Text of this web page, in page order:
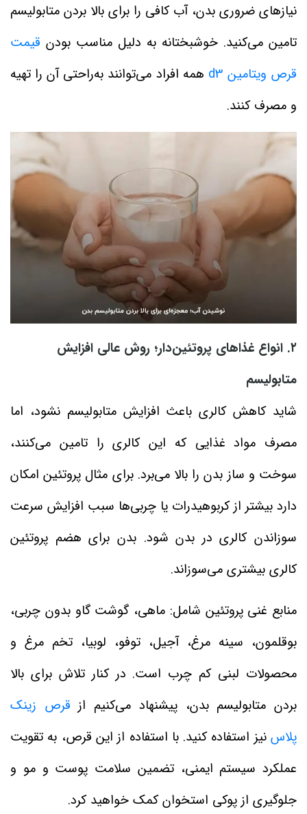
نیازهای ضروری بدن، آب کافی را برای بالا بردن متابولیسم
تامین می‌کنید. خوشبختانه به دلیل مناسب بودن قیمت
قرص ویتامین d3
همه افراد می‌توانند به‌راحتی آن را تهیه
و مصرف کنند.
۲. انواع غذاهای پروتئین‌دار؛ روش عالی افزایش
متابولیسم
شاید کاهش کالری باعث افزایش متابولیسم نشود، اما
مصرف مواد غذایی که این کالری را تامین می‌کنند،
سوخت و ساز بدن را بالا می‌برد. برای مثال پروتئین امکان
دارد بیشتر از کربوهیدرات یا چربی‌ها سبب افزایش سرعت
سوزاندن کالری در بدن شود. بدن برای هضم پروتئین
کالری بیشتری می‌سوزاند.
منابع غنی پروتئین شامل: ماهی، گوشت گاو بدون چربی،
بوقلمون، سینه مرغ، آجیل، توفو، لوبیا، تخم مرغ و
محصولات لبنی کم چرب است. در کنار تلاش برای بالا
بردن متابولیسم بدن، پیشنهاد می‌کنیم از قرص زینک
پلاس نیز استفاده کنید. با استفاده از این قرص، به تقویت
عملکرد سیستم ایمنی، تضمین سلامت پوست و مو و
جلوگیری از پوکی استخوان کمک خواهید کرد.